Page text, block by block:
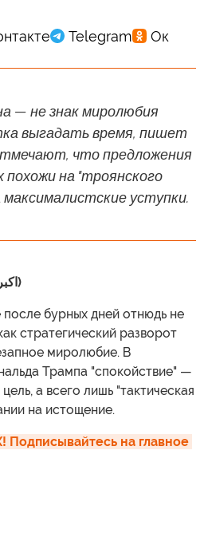
— не знак миролюбия
выгадать время, пишет
что предложения
похожи на "троянского
максималистские уступки.
Акбар Хайдари (اکبر حیدری)
бурных дней отнюдь не
стратегический разворот
миролюбие. В
Трампа "спокойствие" —
а всего лишь "тактическая
на истощение.
Подписывайтесь на главное